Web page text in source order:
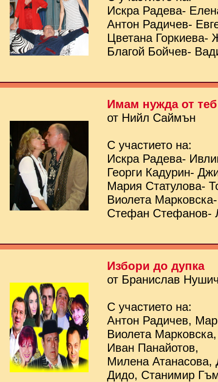
Искра Радева-
Антон Радичев-
Цветана Горкиева-
Благой Бойчев-
Имам нужда от теб
от Нийл Саймън
С участието на:
Искра Радева-
Георги Кадурин-
Мария Статулова-
Виолета
Стефан Стефанов-
Избори до дупка
от Бранислав
С участието на:
Антон Радичев,
Виолета
Иван Панайотов,
Милена Атанасова,
Дидо, Станимир